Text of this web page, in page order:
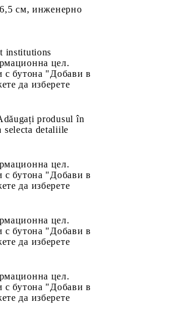
см, инженерно
institutions
цел.
с бутона "Добави в
да изберете
produsul în
selecta detaliile
цел.
с бутона "Добави в
да изберете
цел.
с бутона "Добави в
да изберете
цел.
с бутона "Добави в
да изберете